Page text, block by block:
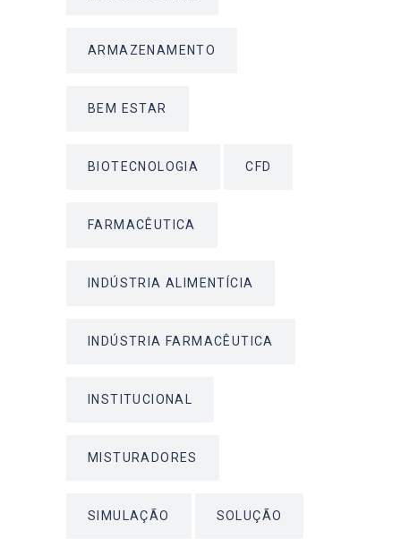
ARMAZENAMENTO
BEM ESTAR
BIOTECNOLOGIA CFD
FARMACÊUTICA
INDÚSTRIA ALIMENTÍCIA
INDÚSTRIA FARMACÊUTICA
INSTITUCIONAL
MISTURADORES
SIMULAÇÃO SOLUÇÃO